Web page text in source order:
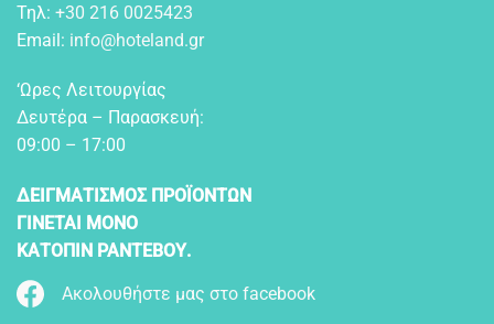
Τηλ: +30 216 0025423
Email: info@hoteland.gr
‘Ωρες Λειτουργίας
Δευτέρα – Παρασκευή:
09:00 – 17:00
ΔΕΙΓΜΑΤΙΣΜΟΣ ΠΡΟΪΟΝΤΩΝ
ΓΙΝΕΤΑΙ ΜΟΝΟ
ΚΑΤΟΠΙΝ ΡΑΝΤΕΒΟΥ.
Ακολουθήστε μας στο facebook